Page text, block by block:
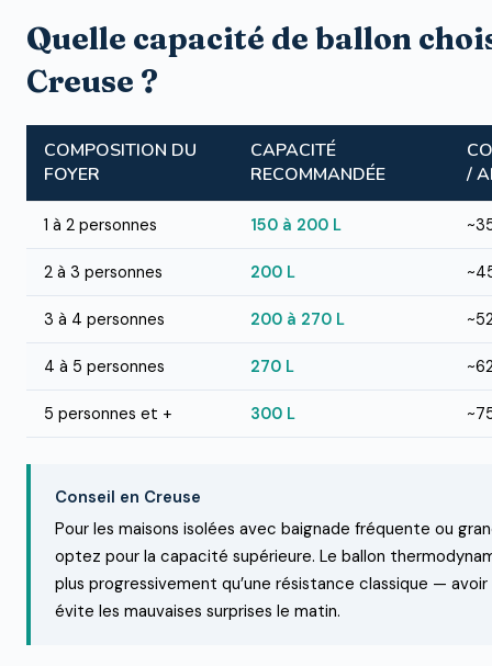
Quelle capacité de ballon
Creuse ?
COMPOSITION DU
FOYER
CAPACITÉ
RECOMMANDÉE
/
1 à 2 personnes 150 à 200 L
2 à 3 personnes 200 L
3 à 4 personnes 200 à 270 L
4 à 5 personnes 270 L
5 personnes et + 300 L
Conseil en Creuse
Pour les maisons isolées avec baignade fréquente ou
optez pour la capacité supérieure. Le ballon
plus progressivement qu’une résistance classique —
évite les mauvaises surprises le matin.